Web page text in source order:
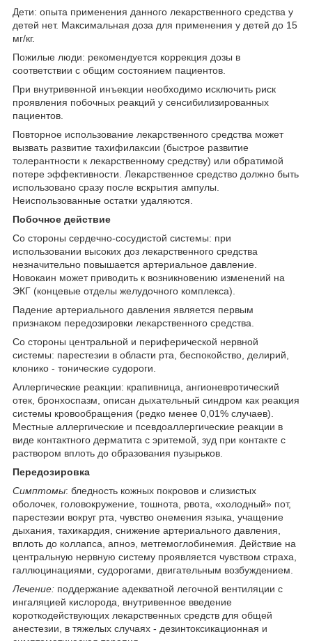
Дети: опыта применения данного лекарственного средства у
детей нет. Максимальная доза для применения у детей до 15
мг/кг.
Пожилые люди: рекомендуется коррекция дозы в
соответствии с общим состоянием пациентов.
При внутривенной инъекции необходимо исключить риск
проявления побочных реакций у сенсибилизированных
пациентов.
Повторное использование лекарственного средства может
вызвать развитие тахифилаксии (быстрое развитие
толерантности к лекарственному средству) или обратимой
потере эффективности. Лекарственное средство должно быть
использовано сразу после вскрытия ампулы.
Неиспользованные остатки удаляются.
Побочное действие
Со стороны сердечно-сосудистой системы: при
использовании высоких доз лекарственного средства
незначительно повышается артериальное давление.
Новокаин может приводить к возникновению изменений на
ЭКГ (концевые отделы желудочного комплекса).
Падение артериального давления является первым
признаком передозировки лекарственного средства.
Со стороны центральной и периферической нервной
системы: парестезии в области рта, беспокойство, делирий,
клонико - тонические судороги.
Аллергические реакции: крапивница, ангионевротический
отек, бронхоспазм, описан дыхательный синдром как реакция
системы кровообращения (редко менее 0,01% случаев).
Местные аллергические и псевдоаллергические реакции в
виде контактного дерматита с эритемой, зуд при контакте с
раствором вплоть до образования пузырьков.
Передозировка
Симптомы: бледность кожных покровов и слизистых
оболочек, головокружение, тошнота, рвота, «холодный» пот,
парестезии вокруг рта, чувство онемения языка, учащение
дыхания, тахикардия, снижение артериального давления,
вплоть до коллапса, апноэ, метгемоглобинемия. Действие на
центральную нервную систему проявляется чувством страха,
галлюцинациями, судорогами, двигательным возбуждением.
Лечение: поддержание адекватной легочной вентиляции с
ингаляцией кислорода, внутривенное введение
короткодействующих лекарственных средств для общей
анестезии, в тяжелых случаях - дезинтоксикационная и